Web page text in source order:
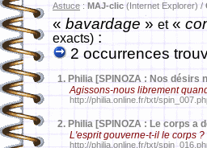
Astuce : MAJ-clic (Internet Explorer) /
«bavardage » et«
exacts) :
2 occurrences
1. Philia [SPINOZA : Nos désirs
Agissons-nous librement
http://philia.online.fr/txt/
2. Philia [SPINOZA : Le corps a
L'esprit gouverne-t-il le corps ?
http://philia.online.fr/txt/